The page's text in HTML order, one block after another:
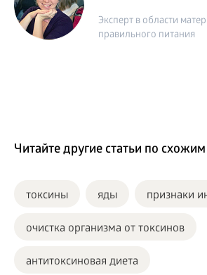
Эксперт в области
правильного питания
Читайте другие статьи по
токсины яды признаки
очистка организма от токсинов
антитоксиновая диета